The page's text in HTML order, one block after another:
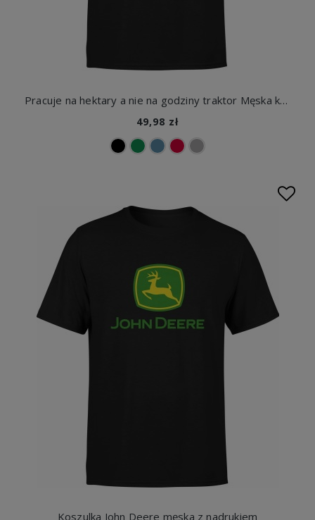
Pracuje na hektary a nie na godziny traktor Męska koszulka
49,98 zł
Koszulka John Deere męska z nadrukiem